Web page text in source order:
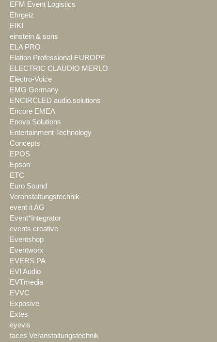
EFM Event Logistics
Ehrgeiz
EIKI
einstein & sons
ELA PRO
Elation Professional EUROPE
ELECTRIC CLAUDIO MERLO
Electro-Voice
EMG Germany
ENCIRCLED audio.solutions
Encore EMEA
Enova Solutions
Entertainment Technology
Concepts
EPOS
Epson
ETC
Euro Sound
Veranstaltungstechnik
event it AG
Event*Integrator
events creative
Eventshop
Eventworx
EVERS PA
EVI Audio
EVTmedia
EVVC
Exposive
Extes
eyevis
faces Veranstaltungstechnik